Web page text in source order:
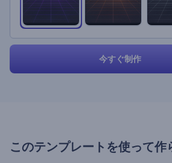
今すぐ制作
このテンプレートを使って作